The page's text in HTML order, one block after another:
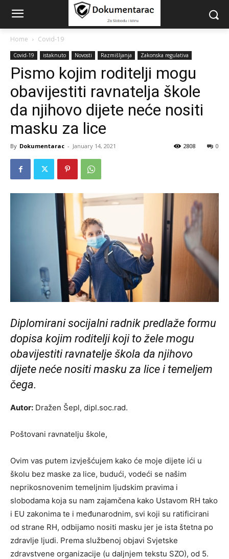
Home Covid-19
Covid-19 istaknuto Novosti Razmišljanja Zakonska regulativa
Pismo kojim roditelji mogu
obavijestiti ravnatelja škole
da njihovo dijete neće nositi
masku za lice
By Dokumentarac - January 14, 2021 0
2808
Diplomirani socijalni radnik predlaže formu
dopisa kojim roditelji koji to žele mogu
obavijestiti ravnatelje škola da njihovo
dijete neće nositi masku za lice i temeljem
čega.
Autor: Dražen Šepl, dipl.soc.rad.
Poštovani ravnatelju škole,
Ovim vas putem izvješćujem kako će moje dijete ići u
školu bez maske za lice, budući, vodeći se našim
neprikosnovenim temeljnim ljudskim pravima i
slobodama koja su nam zajamčena kako Ustavom RH tako
i EU zakonima te i međunarodnim, svi koji su ratificirani
od strane RH, odbijamo nositi masku jer je ista štetna po
zdravlje ljudi. Prema službenoj objavi Svjetske
zdravstvene organizacije (u daljnjem tekstu SZO), od 5.